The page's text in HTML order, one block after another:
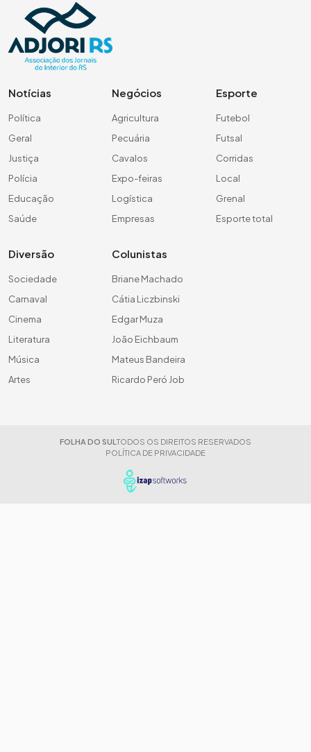
Notícias
Política
Geral
Justiça
Polícia
Educação
Saúde
Negócios
Agricultura
Pecuária
Cavalos
Expo-feiras
Logística
Empresas
Esporte
Futebol
Futsal
Corridas
Local
Grenal
Esporte total
Diversão
Sociedade
Carnaval
Cinema
Literatura
Música
Artes
Colunistas
Briane Machado
Cátia Liczbinski
Edgar Muza
João Eichbaum
Mateus Bandeira
Ricardo Peró Job
FOLHA DO SUL TODOS OS DIREITOS RESERVADOS
POLÍTICA DE PRIVACIDADE